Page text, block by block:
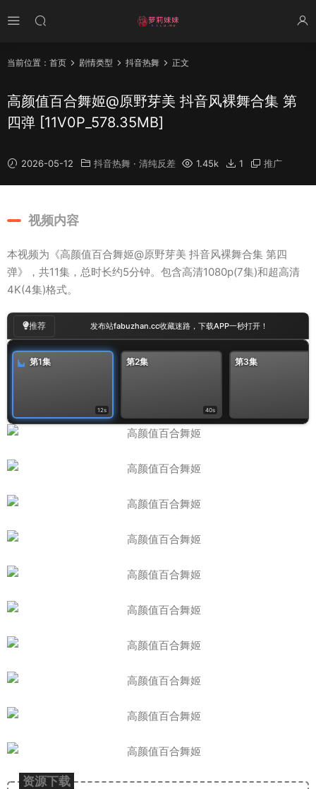
当前位置： 首页 剧情类型 抖音热舞 正文
高颜值百合舞姬@原野芽美 抖音风裸舞合集 第
四弹 [11V0P_578.35MB]
2026-05-12 抖音热舞 · 清纯反差 1.45k 1 推广
视频内容
本视频为《高颜值百合舞姬@原野芽美 抖音风裸舞合集 第四
弹》，共11集，总时长约5分钟。包含高清1080p(7集)和超高清
4K(4集)格式。
推荐 发布站fabuzhan.cc收藏迷路，下载APP一秒打开！
12s
第1集
40s
第2集 第3集
资源下载